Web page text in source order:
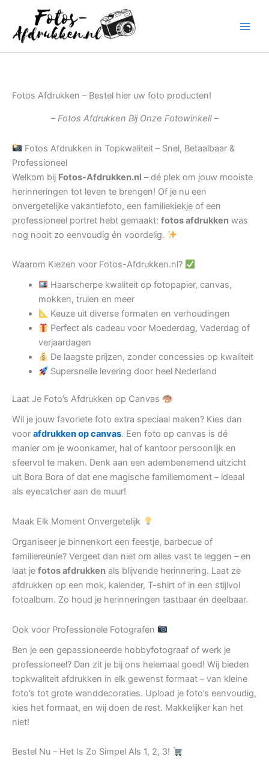
inhoud
Fotos Afdrukken – Bestel hier uw foto producten!
– Fotos Afdrukken Bij Onze Fotowinkel! –
Fotos Afdrukken in Topkwaliteit – Snel, Betaalbaar &
Professioneel
Welkom bij Fotos-Afdrukken.nl – dé plek om jouw mooiste
herinneringen tot leven te brengen! Of je nu een
onvergetelijke vakantiefoto, een familiekiekje of een
professioneel portret hebt gemaakt: fotos afdrukken was
nog nooit zo eenvoudig én voordelig.
Waarom Kiezen voor Fotos-Afdrukken.nl?
Haarscherpe kwaliteit op fotopapier, canvas,
mokken, truien en meer
Keuze uit diverse formaten en verhoudingen
Perfect als cadeau voor Moederdag, Vaderdag of
verjaardagen
De laagste prijzen, zonder concessies op kwaliteit
Supersnelle levering door heel Nederland
Laat Je Foto’s Afdrukken op Canvas
Wil je jouw favoriete foto extra speciaal maken? Kies dan
voor afdrukken op canvas. Een foto op canvas is dé
manier om je woonkamer, hal of kantoor persoonlijk en
sfeervol te maken. Denk aan een adembenemend uitzicht
uit Bora Bora of dat ene magische familiemoment – ideaal
als eyecatcher aan de muur!
Maak Elk Moment Onvergetelijk
Organiseer je binnenkort een feestje, barbecue of
familiereünie? Vergeet dan niet om alles vast te leggen – en
laat je fotos afdrukken als blijvende herinnering. Laat ze
afdrukken op een mok, kalender, T-shirt of in een stijlvol
fotoalbum. Zo houd je herinneringen tastbaar én deelbaar.
Ook voor Professionele Fotografen
Ben je een gepassioneerde hobbyfotograaf of werk je
professioneel? Dan zit je bij ons helemaal goed! Wij bieden
topkwaliteit afdrukken in elk gewenst formaat – van kleine
foto’s tot grote wanddecoraties. Upload je foto’s eenvoudig,
kies het formaat, en wij doen de rest. Makkelijker kan het
niet!
Bestel Nu – Het Is Zo Simpel Als 1, 2, 3!